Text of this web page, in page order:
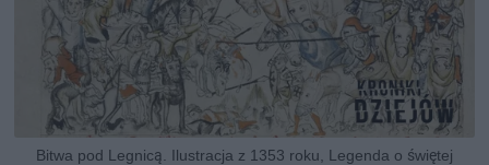
Bitwa pod Legnicą. Ilustracja z 1353 roku, Legenda o świętej